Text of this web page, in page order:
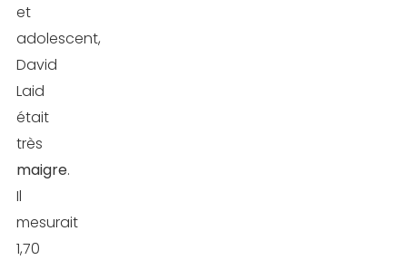
et
adolescent,
David
Laid
était
très
maigre.
Il
mesurait
1,70